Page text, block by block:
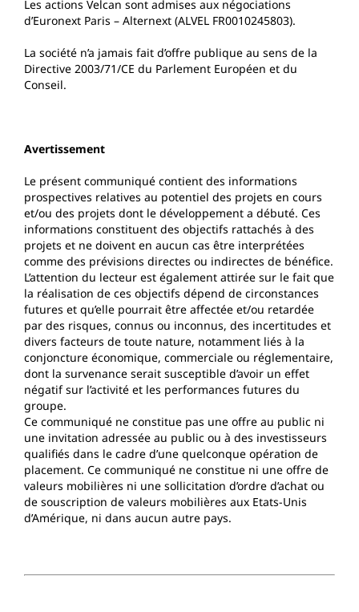
Les actions Velcan sont admises aux négociations
d’Euronext Paris – Alternext (ALVEL FR0010245803).
La société n’a jamais fait d’offre publique au sens de la
Directive 2003/71/CE du Parlement Européen et du
Conseil.
Avertissement
Le présent communiqué contient des informations
prospectives relatives au potentiel des projets en cours
et/ou des projets dont le développement a débuté. Ces
informations constituent des objectifs rattachés à des
projets et ne doivent en aucun cas être interprétées
comme des prévisions directes ou indirectes de bénéfice.
L’attention du lecteur est également attirée sur le fait que
la réalisation de ces objectifs dépend de circonstances
futures et qu’elle pourrait être affectée et/ou retardée
par des risques, connus ou inconnus, des incertitudes et
divers facteurs de toute nature, notamment liés à la
conjoncture économique, commerciale ou réglementaire,
dont la survenance serait susceptible d’avoir un effet
négatif sur l’activité et les performances futures du
groupe.
Ce communiqué ne constitue pas une offre au public ni
une invitation adressée au public ou à des investisseurs
qualifiés dans le cadre d’une quelconque opération de
placement. Ce communiqué ne constitue ni une offre de
valeurs mobilières ni une sollicitation d’ordre d’achat ou
de souscription de valeurs mobilières aux Etats-Unis
d’Amérique, ni dans aucun autre pays.